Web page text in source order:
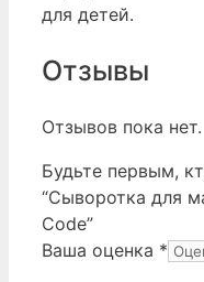
для детей.
Отзывы
Отзывов пока нет.
Будьте первым,
“Сыворотка для
Code”
Ваша оценка *